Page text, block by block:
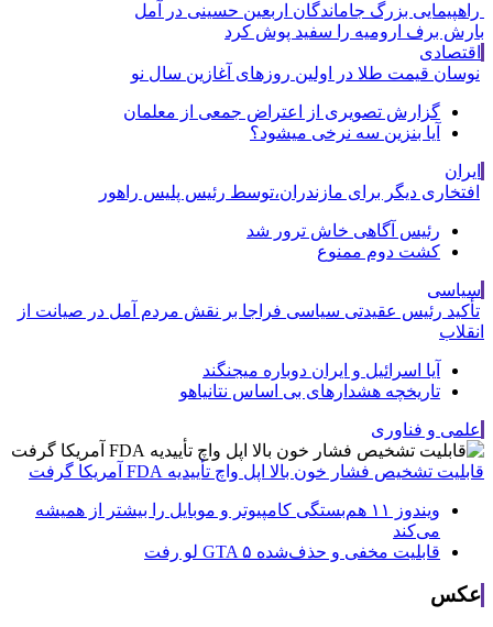
راهپیمایی بزرگ جاماندگان اربعین حسینی در آمل
بارش برف ارومیه را سفید پوش کرد
اقتصادی
نوسان قیمت طلا در اولین روزهای آغازین سال نو
گزارش تصویری از اعتراض جمعی از معلمان
آیا بنزین سه نرخی میشود؟
ایران
افتخاری دیگر برای مازندران،توسط رئیس پلیس راهور
رئیس آگاهی خاش ترور شد
کشت دوم ممنوع
سیاسی
تأکید رئیس عقیدتی سیاسی فراجا بر نقش مردم آمل در صیانت از
انقلاب
آیا اسرائیل و ایران دوباره میجنگند
تاریخچه هشدارهای بی اساس نتانیاهو
علمی و فناوری
قابلیت تشخیص فشار خون بالا اپل واچ تأییدیه FDA آمریکا گرفت
ویندوز ۱۱ هم‌بستگی کامپیوتر و موبایل را بیشتر از همیشه
می‌کند
قابلیت مخفی و حذف‌شده GTA ۵ لو رفت
عکس